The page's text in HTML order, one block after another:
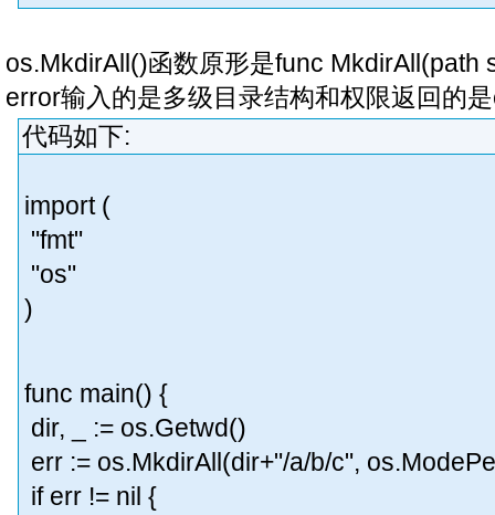
os.MkdirAll()函数原形是func MkdirAll(path
error输入的是多级目录结构和权限返回的
代码如下:
import (
"fmt"
"os"
)
func main() {
dir, _ := os.Getwd()
err := os.MkdirAll(dir+"/a/b/c",
if err != nil {